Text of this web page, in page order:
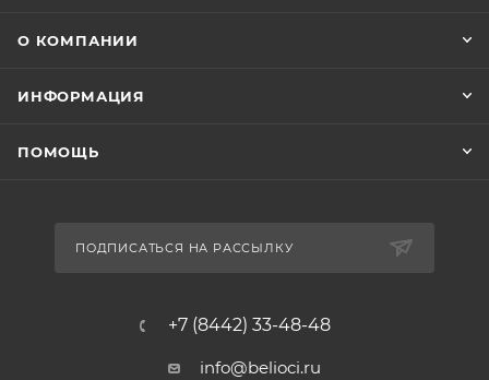
О КОМПАНИИ
ИНФОРМАЦИЯ
ПОМОЩЬ
ПОДПИСАТЬСЯ НА РАССЫЛКУ
+7 (8442) 33-48-48
info@belioci.ru